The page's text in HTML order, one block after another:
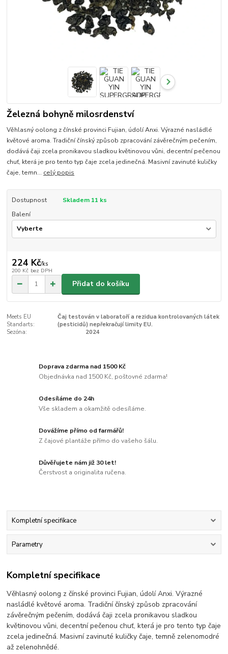
Železná bohyně milosrdenství
Věhlasný oolong z čínské provinci Fujian, údolí Anxi. Výrazné nasládlé
květové aroma. Tradiční čínský způsob zpracování závěrečným pečením,
dodává čaji zcela pronikavou sladkou květinovou vůni, decentní pečenou
chuť, která je pro tento typ čaje zcela jedinečná. Masivní zavinuté kuličky
čaje, temn... celý popis
Dostupnost
Skladem 11 ks
Balení
224 Kč/ks
200 Kč bez DPH
Přidat do košíku
Meets EU
Standarts:
Čaj testován v laboratoří a rezidua kontrolovaných látek
(pesticidů) nepřekračují limity EU.
Sezóna:
2024
Doprava zdarma nad 1500 Kč
Objednávka nad 1500 Kč, poštovné zdarma!
Odesíláme do 24h
Vše skladem a okamžitě odesíláme.
Dovážíme přímo od farmářů!
Z čajové plantáže přímo do vašeho šálu.
Důvěřujete nám již 30 let!
Čerstvost a originalita ručena.
Kompletní specifikace
Parametry
Kompletní specifikace
Věhlasný oolong z čínské provinci Fujian, údolí Anxi. Výrazné
nasládlé květové aroma. Tradiční čínský způsob zpracování
závěrečným pečením, dodává čaji zcela pronikavou sladkou
květinovou vůni, decentní pečenou chuť, která je pro tento typ čaje
zcela jedinečná. Masivní zavinuté kuličky čaje, temně zelenomodré
až zelenohnědé.